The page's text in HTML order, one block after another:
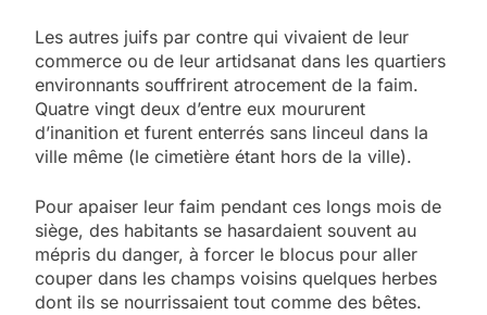
Les autres juifs par contre qui vivaient de leur
commerce ou de leur artidsanat dans les quartiers
environnants souffrirent atrocement de la faim.
Quatre vingt deux d’entre eux moururent
d’inanition et furent enterrés sans linceul dans la
ville même (le cimetière étant hors de la ville).
Pour apaiser leur faim pendant ces longs mois de
siège, des habitants se hasardaient souvent au
mépris du danger, à forcer le blocus pour aller
couper dans les champs voisins quelques herbes
dont ils se nourrissaient tout comme des bêtes.